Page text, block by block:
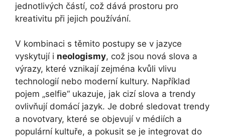
jednotlivých částí, což dává prostoru pro
kreativitu při jejich používání.
V kombinaci s těmito postupy se v jazyce
vyskytují i neologismy, což jsou nová slova a
výrazy, které vznikají zejména kvůli vlivu
technologií nebo moderní kultury. Například
pojem „selfie“ ukazuje, jak cizí slova a trendy
ovlivňují domácí jazyk. Je dobré sledovat trendy
a novotvary, které se objevují v médiích a
populární kultuře, a pokusit se je integrovat do